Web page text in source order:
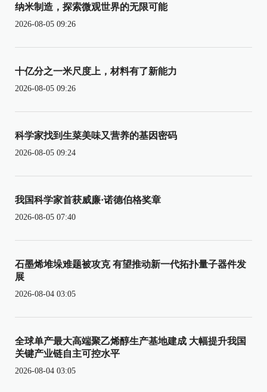
纳米制造，探索微观世界的无限可能
2026-08-05 09:26
十亿分之一米尺度上，材料有了新能力
2026-08-05 09:26
科学家找到生菜美味又营养的基因密码
2026-08-05 09:24
我国科学家首获威廉·诺德伯格奖章
2026-08-05 07:40
石墨烯堆垛难题被攻克 有望推动新一代拓扑量子器件发
展
2026-08-04 03:05
全球单产最大高端聚乙烯醇生产基地建成 大幅提升我国
关键产业链自主可控水平
2026-08-04 03:05